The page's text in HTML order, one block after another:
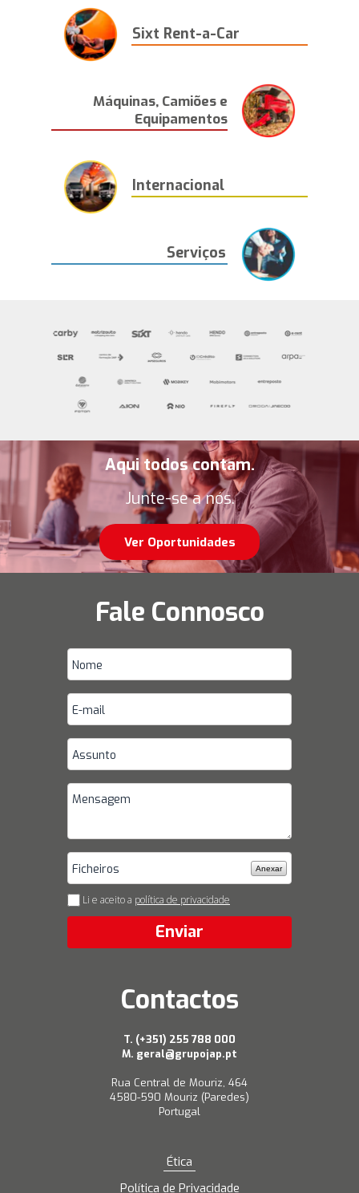
Internacional
Sixt Rent-a-Car
Máquinas, Camiões e
Equipamentos
Serviços
Junte-se a nós.
Ver Oportunidades
Aqui todos contam.
T. (+351) 255 788 000
M. geral@grupojap.pt
Rua Central de Mouriz, 464
4580-590 Mouriz (Paredes)
Portugal
Anexar
Li e aceito a política de privacidade
Enviar
Fale Connosco
Contactos
Ética
Política de Privacidade